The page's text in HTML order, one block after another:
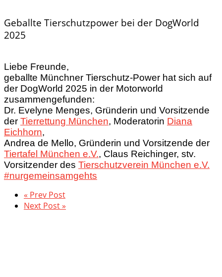
Geballte Tierschutzpower bei der DogWorld
2025
Liebe Freunde,
geballte Münchner Tierschutz-Power hat sich auf
der DogWorld 2025 in der Motorworld
zusammengefunden:
Dr. Evelyne Menges, Gründerin und Vorsitzende
der Tierrettung München, Moderatorin Diana
Eichhorn,
Andrea de Mello, Gründerin und Vorsitzende der
Tiertafel München e.V., Claus Reichinger, stv.
Vorsitzender des Tierschutzverein München e.V.
#nurgemeinsamgehts
« Prev Post
Next Post »